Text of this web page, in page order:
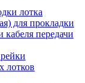
лотка
для прокладки
кабеля передачи
лотков